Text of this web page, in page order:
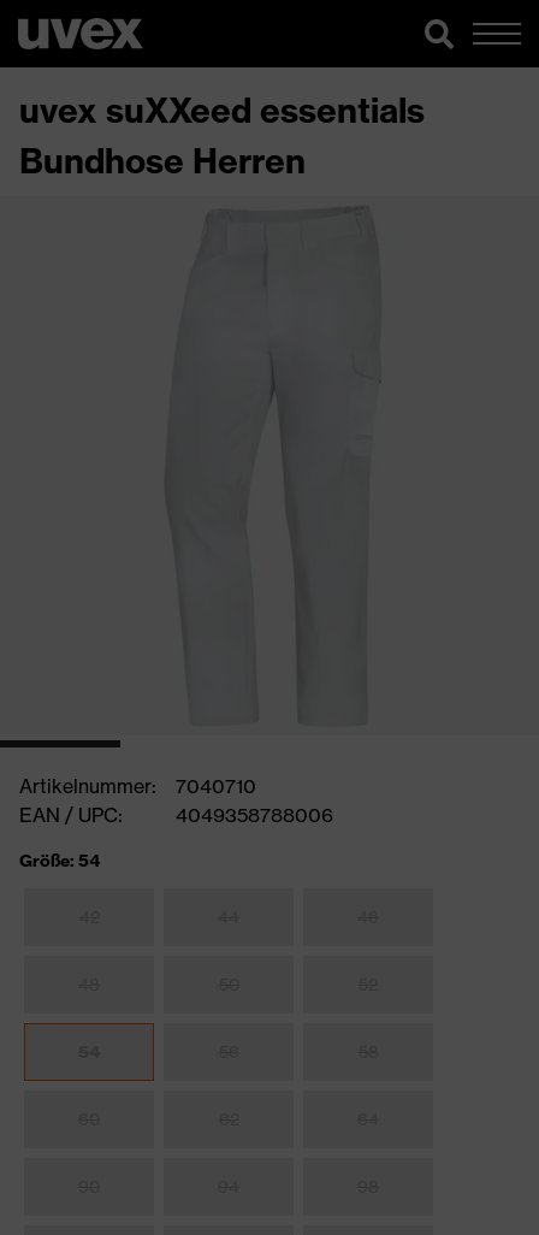
uvex suXXeed essentials
Bundhose Herren
Artikelnummer:
7040710
EAN / UPC:
4049358788006
Größe: 54